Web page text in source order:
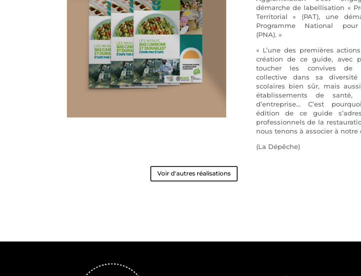
démarche de labellisation «
Territorial » (PAT), une
Programme National pour
(PNA). »
« L’une des premières
création de ce guide, avec
toucher les convives de
collective dans sa
scolaires bien sûr, mais
établissements de santé,
d’entreprise… C’est
édition de ce guide
professionnels de la
nous tenons à associer à notre
(La Dépêche)
Voir d'autres réalisations